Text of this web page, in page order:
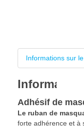
Informations sur
Adhésif de
Le ruban de
forte adhérence et à